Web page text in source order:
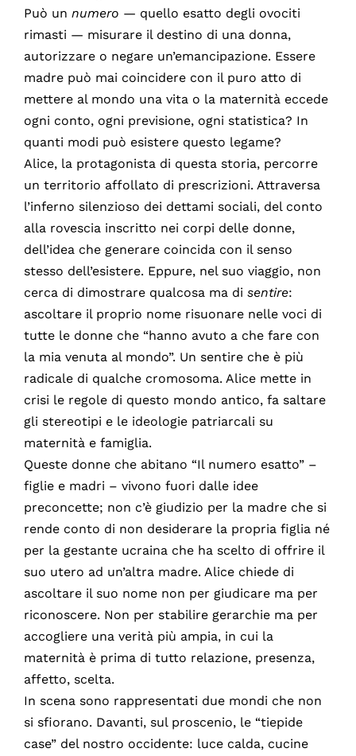
Può un numero — quello esatto degli ovociti
rimasti — misurare il destino di una donna,
autorizzare o negare un’emancipazione. Essere
madre può mai coincidere con il puro atto di
mettere al mondo una vita o la maternità eccede
ogni conto, ogni previsione, ogni statistica? In
quanti modi può esistere questo legame?
Alice, la protagonista di questa storia, percorre
un territorio affollato di prescrizioni. Attraversa
l’inferno silenzioso dei dettami sociali, del conto
alla rovescia inscritto nei corpi delle donne,
dell’idea che generare coincida con il senso
stesso dell’esistere. Eppure, nel suo viaggio, non
cerca di dimostrare qualcosa ma di sentire:
ascoltare il proprio nome risuonare nelle voci di
tutte le donne che “hanno avuto a che fare con
la mia venuta al mondo”. Un sentire che è più
radicale di qualche cromosoma. Alice mette in
crisi le regole di questo mondo antico, fa saltare
gli stereotipi e le ideologie patriarcali su
maternità e famiglia.
Queste donne che abitano “Il numero esatto” –
figlie e madri – vivono fuori dalle idee
preconcette; non c’è giudizio per la madre che si
rende conto di non desiderare la propria figlia né
per la gestante ucraina che ha scelto di offrire il
suo utero ad un’altra madre. Alice chiede di
ascoltare il suo nome non per giudicare ma per
riconoscere. Non per stabilire gerarchie ma per
accogliere una verità più ampia, in cui la
maternità è prima di tutto relazione, presenza,
affetto, scelta.
In scena sono rappresentati due mondi che non
si sfiorano. Davanti, sul proscenio, le “tiepide
case” del nostro occidente: luce calda, cucine